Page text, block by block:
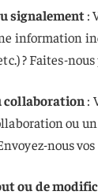
signalement :
information
? Faites-
collaboration :
ou
nous
ou de